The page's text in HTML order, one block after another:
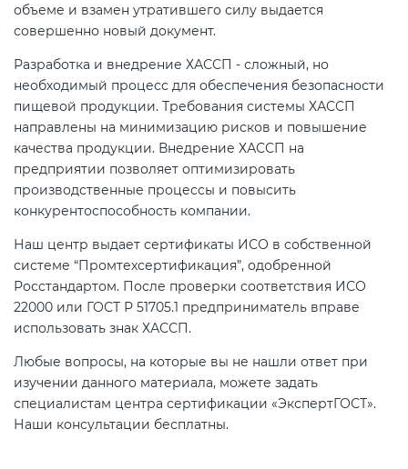
объеме и взамен утратившего силу выдается
совершенно новый документ.
Разработка и внедрение ХАССП - сложный, но
необходимый процесс для обеспечения безопасности
пищевой продукции. Требования системы ХАССП
направлены на минимизацию рисков и повышение
качества продукции. Внедрение ХАССП на
предприятии позволяет оптимизировать
производственные процессы и повысить
конкурентоспособность компании.
Наш центр выдает сертификаты ИСО в собственной
системе “Промтехсертификация”, одобренной
Росстандартом. После проверки соответствия ИСО
22000 или ГОСТ Р 51705.1 предприниматель вправе
использовать знак ХАССП.
Любые вопросы, на которые вы не нашли ответ при
изучении данного материала, можете задать
специалистам центра сертификации «ЭкспертГОСТ».
Наши консультации бесплатны.